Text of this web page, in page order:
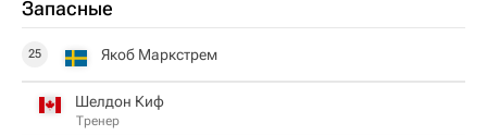
Запасные
25 Якоб Маркстрем
Шелдон Киф
Тренер